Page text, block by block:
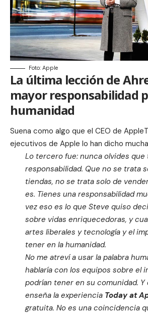
Foto: Apple
La última lección de
mayor responsabilidad
humanidad
Suena como algo que el CEO de
ejecutivos de Apple lo han dicho
Lo tercero fue: nunca olvides que
responsabilidad. Que no se trata
tiendas, no se trata solo de
es. Tienes una responsabilidad
vez eso es lo que Steve quiso
sobre vidas enriquecedoras, y
artes liberales y tecnología y el
tener en la humanidad.
No me atreví a usar la palabra
hablaría con los equipos sobre el
podrían tener en su comunidad. Y
enseña la experiencia Today at
gratuita. No es una coincidencia